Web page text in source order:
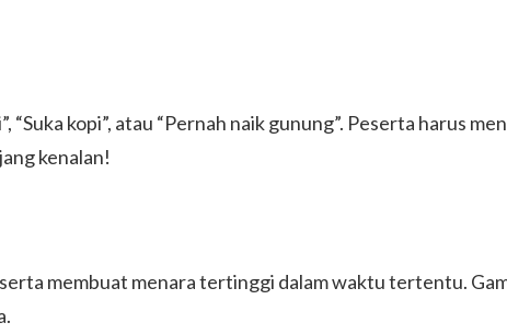
kopi”, atau “Pernah naik gunung”. Peserta harus
kenalan!
membuat menara tertinggi dalam waktu tertentu.